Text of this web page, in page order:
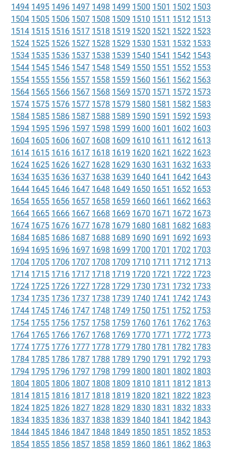
1494 1495 1496 1497 1498 1499 1500 1501 1502 1503
1504 1505 1506 1507 1508 1509 1510 1511 1512 1513
1514 1515 1516 1517 1518 1519 1520 1521 1522 1523
1524 1525 1526 1527 1528 1529 1530 1531 1532 1533
1534 1535 1536 1537 1538 1539 1540 1541 1542 1543
1544 1545 1546 1547 1548 1549 1550 1551 1552 1553
1554 1555 1556 1557 1558 1559 1560 1561 1562 1563
1564 1565 1566 1567 1568 1569 1570 1571 1572 1573
1574 1575 1576 1577 1578 1579 1580 1581 1582 1583
1584 1585 1586 1587 1588 1589 1590 1591 1592 1593
1594 1595 1596 1597 1598 1599 1600 1601 1602 1603
1604 1605 1606 1607 1608 1609 1610 1611 1612 1613
1614 1615 1616 1617 1618 1619 1620 1621 1622 1623
1624 1625 1626 1627 1628 1629 1630 1631 1632 1633
1634 1635 1636 1637 1638 1639 1640 1641 1642 1643
1644 1645 1646 1647 1648 1649 1650 1651 1652 1653
1654 1655 1656 1657 1658 1659 1660 1661 1662 1663
1664 1665 1666 1667 1668 1669 1670 1671 1672 1673
1674 1675 1676 1677 1678 1679 1680 1681 1682 1683
1684 1685 1686 1687 1688 1689 1690 1691 1692 1693
1694 1695 1696 1697 1698 1699 1700 1701 1702 1703
1704 1705 1706 1707 1708 1709 1710 1711 1712 1713
1714 1715 1716 1717 1718 1719 1720 1721 1722 1723
1724 1725 1726 1727 1728 1729 1730 1731 1732 1733
1734 1735 1736 1737 1738 1739 1740 1741 1742 1743
1744 1745 1746 1747 1748 1749 1750 1751 1752 1753
1754 1755 1756 1757 1758 1759 1760 1761 1762 1763
1764 1765 1766 1767 1768 1769 1770 1771 1772 1773
1774 1775 1776 1777 1778 1779 1780 1781 1782 1783
1784 1785 1786 1787 1788 1789 1790 1791 1792 1793
1794 1795 1796 1797 1798 1799 1800 1801 1802 1803
1804 1805 1806 1807 1808 1809 1810 1811 1812 1813
1814 1815 1816 1817 1818 1819 1820 1821 1822 1823
1824 1825 1826 1827 1828 1829 1830 1831 1832 1833
1834 1835 1836 1837 1838 1839 1840 1841 1842 1843
1844 1845 1846 1847 1848 1849 1850 1851 1852 1853
1854 1855 1856 1857 1858 1859 1860 1861 1862 1863